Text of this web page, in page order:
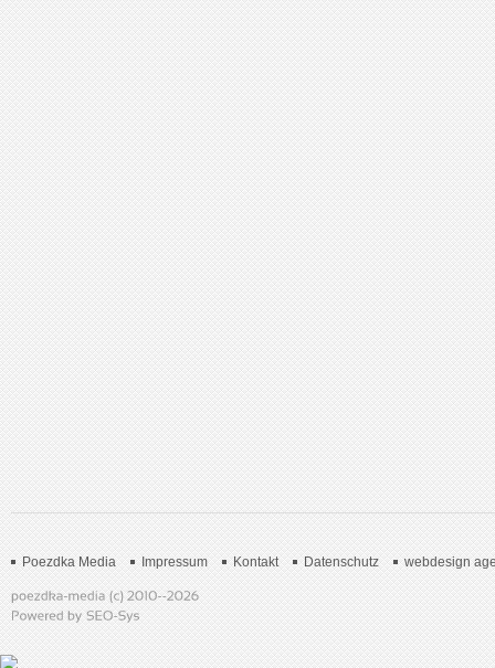
Poezdka Media Impressum Kontakt Datenschutz webdesign